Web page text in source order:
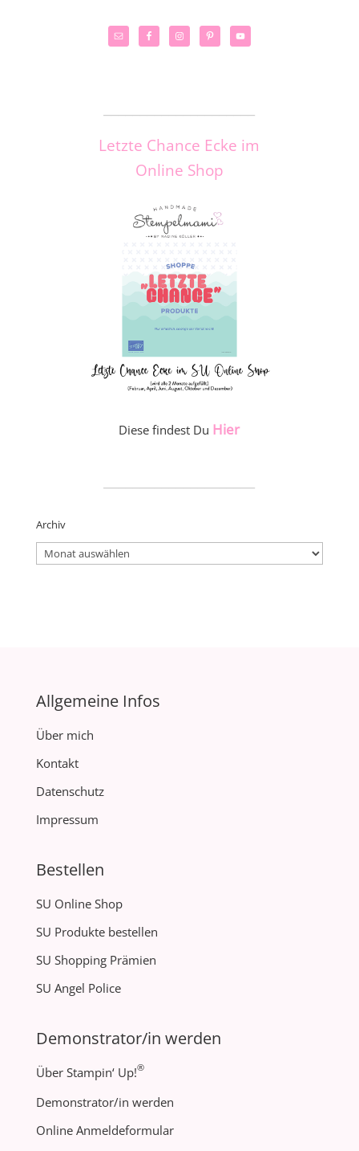
Letzte Chance Ecke im
Online Shop
Diese findest Du Hier
Archiv
Archiv
Allgemeine Infos
Über mich
Kontakt
Datenschutz
Impressum
Bestellen
SU Online Shop
SU Produkte bestellen
SU Shopping Prämien
SU Angel Police
Demonstrator/in werden
Über Stampin‘ Up!®
Demonstrator/in werden
Online Anmeldeformular